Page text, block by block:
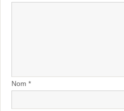
Nom *